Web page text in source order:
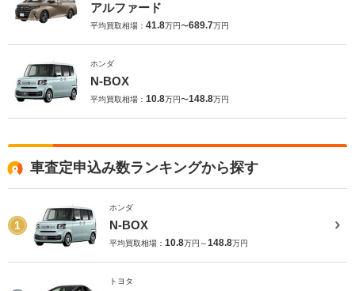
アルファード
平均買取相場： 41.8万円〜689.7万円
ホンダ
N-BOX
平均買取相場： 10.8万円〜148.8万円
車査定申込み数ランキングから探す
1
ホンダ
N-BOX
平均買取相場： 10.8万円～148.8万円
トヨタ